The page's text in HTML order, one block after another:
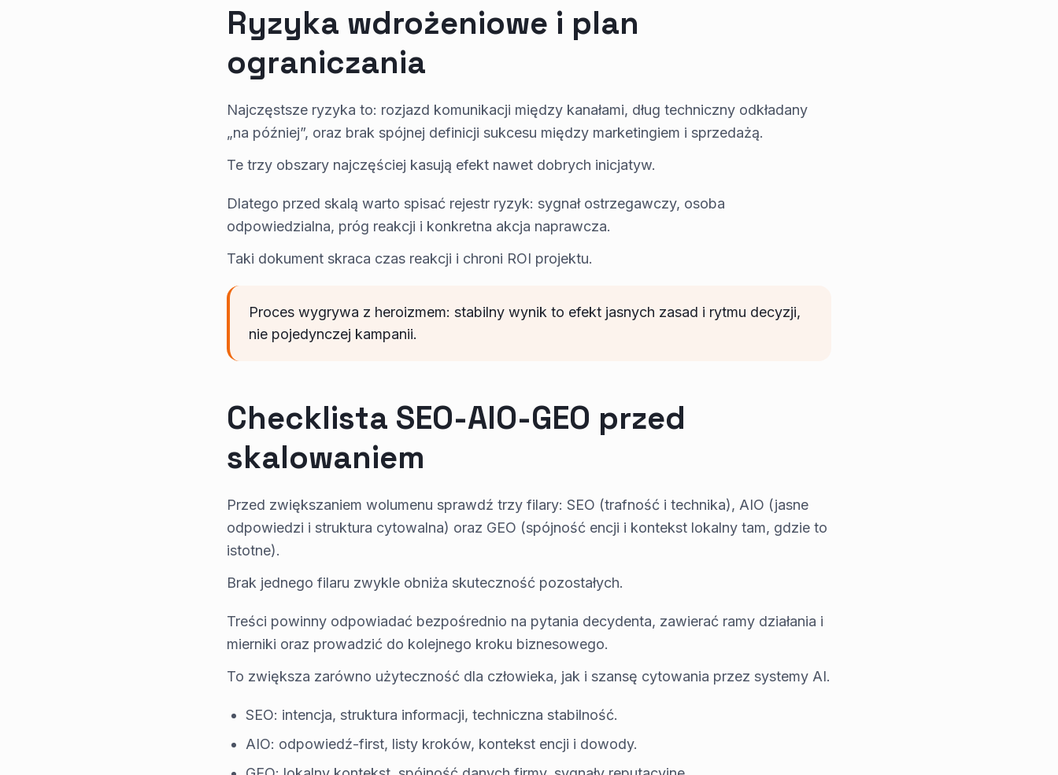
Ryzyka wdrożeniowe i plan
ograniczania
Najczęstsze ryzyka to: rozjazd komunikacji między kanałami, dług techniczny odkładany
„na później”, oraz brak spójnej definicji sukcesu między marketingiem i sprzedażą.
Te trzy obszary najczęściej kasują efekt nawet dobrych inicjatyw.
Dlatego przed skalą warto spisać rejestr ryzyk: sygnał ostrzegawczy, osoba
odpowiedzialna, próg reakcji i konkretna akcja naprawcza.
Taki dokument skraca czas reakcji i chroni ROI projektu.
Proces wygrywa z heroizmem: stabilny wynik to efekt jasnych zasad i rytmu decyzji,
nie pojedynczej kampanii.
Checklista SEO-AIO-GEO przed
skalowaniem
Przed zwiększaniem wolumenu sprawdź trzy filary: SEO (trafność i technika), AIO (jasne
odpowiedzi i struktura cytowalna) oraz GEO (spójność encji i kontekst lokalny tam, gdzie to
istotne).
Brak jednego filaru zwykle obniża skuteczność pozostałych.
Treści powinny odpowiadać bezpośrednio na pytania decydenta, zawierać ramy działania i
mierniki oraz prowadzić do kolejnego kroku biznesowego.
To zwiększa zarówno użyteczność dla człowieka, jak i szansę cytowania przez systemy AI.
SEO: intencja, struktura informacji, techniczna stabilność.
AIO: odpowiedź-first, listy kroków, kontekst encji i dowody.